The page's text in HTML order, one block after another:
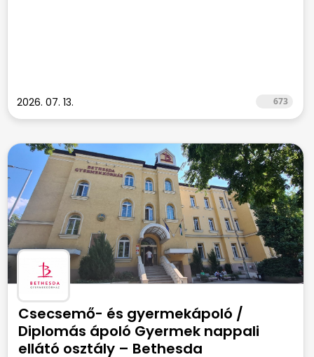
2026. 07. 13. 673
Csecsemő- és gyermekápoló /
Diplomás ápoló Gyermek nappali
ellátó osztály – Bethesda